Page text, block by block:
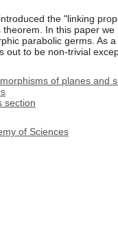
the "linking
In this paper
parabolic germs. As
out to be non-trivial
of planes and
section
of Sciences